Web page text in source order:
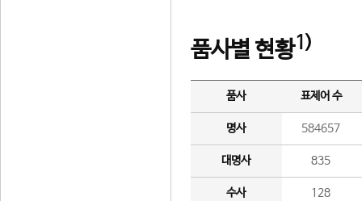
품사별 현황1)
품사 표제어 수
명사 584657
대명사 835
수사 128